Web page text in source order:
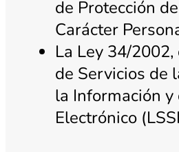
de Protección
Carácter
La Ley 34/
de Servicios de
la Información y
Electrónico